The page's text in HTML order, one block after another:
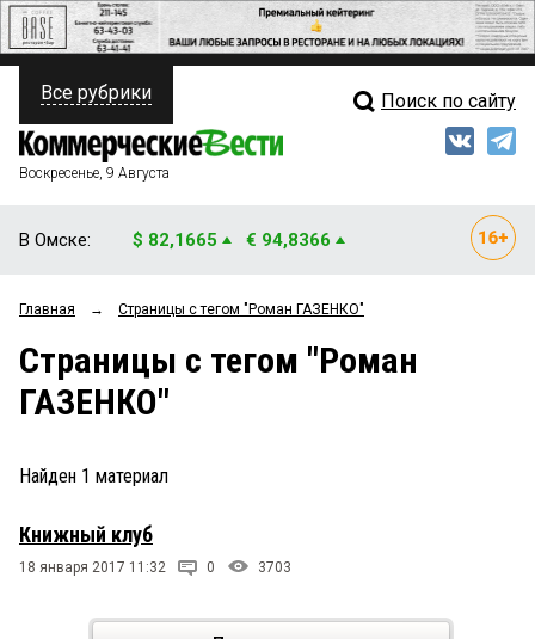
ПОЛИТИКА
ФИНАНСЫ
ОБЩЕСТВО
ЗАКОН
ПРОИСШЕСТВИЯ
СТИЛЬ ЖИЗНИ
Свежий выпуск
Мнения
Рейтинги
Все рубрики Поиск по сайту
Воскресенье, 9 Августа
В Омске: $ 82,1665 € 94,8366
Главная → Страницы c тегом "Роман ГАЗЕНКО"
Страницы c тегом "Роман
ГАЗЕНКО"
Найден 1 материал
Книжный клуб
18 января 2017 11:32 0 3703